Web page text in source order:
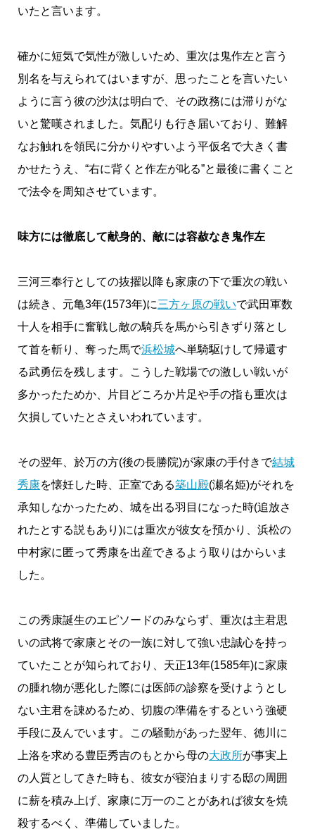
いたと言います。
確かに短気で気性が激しいため、重次は鬼作左と言う
別名を与えられてはいますが、思ったことを言いたい
ように言う彼の沙汰は明白で、その政務には滞りがな
いと驚嘆されました。気配りも行き届いており、難解
なお触れを領民に分かりやすいよう平仮名で大きく書
かせたうえ、“右に背くと作左が叱る”と最後に書くこと
で法令を周知させています。
味方には徹底して献身的、敵には容赦なき鬼作左
三河三奉行としての抜擢以降も家康の下で重次の戦い
は続き、元亀3年(1573年)に三方ヶ原の戦いで武田軍数
十人を相手に奮戦し敵の騎兵を馬から引きずり落とし
て首を斬り、奪った馬で浜松城へ単騎駆けして帰還す
る武勇伝を残します。こうした戦場での激しい戦いが
多かったためか、片目どころか片足や手の指も重次は
欠損していたとさえいわれています。
その翌年、於万の方(後の長勝院)が家康の手付きで結城
秀康を懐妊した時、正室である築山殿(瀬名姫)がそれを
承知しなかったため、城を出る羽目になった時(追放さ
れたとする説もあり)には重次が彼女を預かり、浜松の
中村家に匿って秀康を出産できるよう取りはからいま
した。
この秀康誕生のエピソードのみならず、重次は主君思
いの武将で家康とその一族に対して強い忠誠心を持っ
ていたことが知られており、天正13年(1585年)に家康
の腫れ物が悪化した際には医師の診察を受けようとし
ない主君を諌めるため、切腹の準備をするという強硬
手段に及んでいます。この騒動があった翌年、徳川に
上洛を求める豊臣秀吉のもとから母の大政所が事実上
の人質としてきた時も、彼女が寝泊まりする邸の周囲
に薪を積み上げ、家康に万一のことがあれば彼女を焼
殺するべく、準備していました。